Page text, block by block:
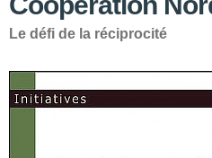
Le défi de la réciprocité